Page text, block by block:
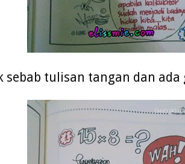
sebab tulisan tangan dan